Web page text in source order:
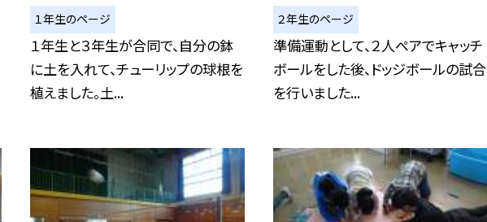
１年生のページ
１年生と３年生が合同で、自分の鉢
に土を入れて、チューリップの球根を
植えました。土...
２年生のページ
準備運動として、２人ペアでキャッチ
ボールをした後、ドッジボールの試合
を行いました...